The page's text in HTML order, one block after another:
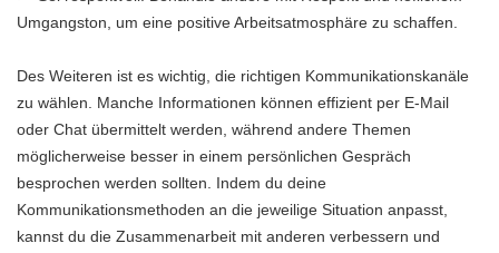
Umgangston, um eine positive Arbeitsatmosphäre zu schaffen.
Des Weiteren ist es wichtig, die richtigen Kommunikationskanäle
zu wählen. Manche Informationen können effizient per E-Mail
oder Chat übermittelt werden, während andere Themen
möglicherweise besser in einem persönlichen Gespräch
besprochen werden sollten. Indem du deine
Kommunikationsmethoden an die jeweilige Situation anpasst,
kannst du die Zusammenarbeit mit anderen verbessern und